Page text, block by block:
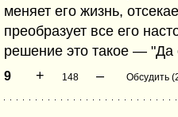
меняет его жизнь,
преобразует все его
решение это такое — "Да
9 + 148 – Обсудить